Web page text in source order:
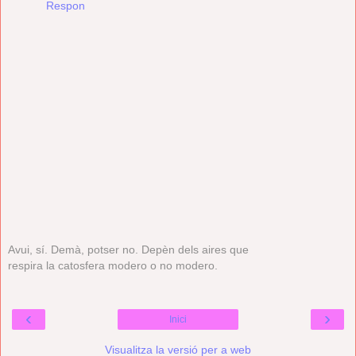
Respon
Avui, sí. Demà, potser no. Depèn dels aires que
respira la catosfera modero o no modero.
‹ ›
Inici
Visualitza la versió per a web